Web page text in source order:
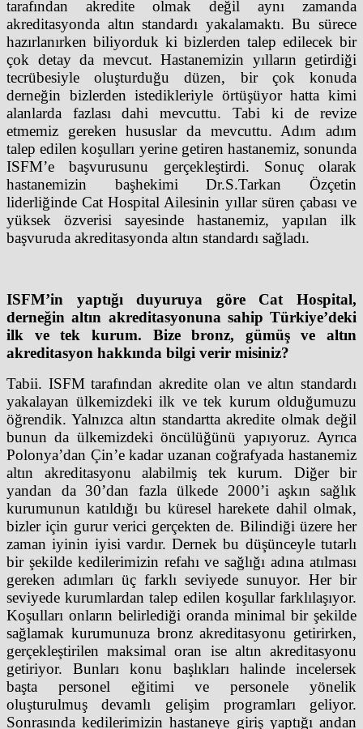
tarafından akredite olmak değil aynı zamanda
akreditasyonda altın standardı yakalamaktı. Bu sürece
hazırlanırken biliyorduk ki bizlerden talep edilecek bir
çok detay da mevcut. Hastanemizin yılların getirdiği
tecrübesiyle oluşturduğu düzen, bir çok konuda
derneğin bizlerden istedikleriyle örtüşüyor hatta kimi
alanlarda fazlası dahi mevcuttu. Tabi ki de revize
etmemiz gereken hususlar da mevcuttu. Adım adım
talep edilen koşulları yerine getiren hastanemiz, sonunda
ISFM’e başvurusunu gerçekleştirdi. Sonuç olarak
hastanemizin başhekimi Dr.S.Tarkan Özçetin
liderliğinde Cat Hospital Ailesinin yıllar süren çabası ve
yüksek özverisi sayesinde hastanemiz, yapılan ilk
başvuruda akreditasyonda altın standardı sağladı.
ISFM’in yaptığı duyuruya göre Cat Hospital,
derneğin altın akreditasyonuna sahip Türkiye’deki
ilk ve tek kurum. Bize bronz, gümüş ve altın
akreditasyon hakkında bilgi verir misiniz?
Tabii. ISFM tarafından akredite olan ve altın standardı
yakalayan ülkemizdeki ilk ve tek kurum olduğumuzu
öğrendik. Yalnızca altın standartta akredite olmak değil
bunun da ülkemizdeki öncülüğünü yapıyoruz. Ayrıca
Polonya’dan Çin’e kadar uzanan coğrafyada hastanemiz
altın akreditasyonu alabilmiş tek kurum. Diğer bir
yandan da 30’dan fazla ülkede 2000’i aşkın sağlık
kurumunun katıldığı bu küresel harekete dahil olmak,
bizler için gurur verici gerçekten de. Bilindiği üzere her
zaman iyinin iyisi vardır. Dernek bu düşünceyle tutarlı
bir şekilde kedilerimizin refahı ve sağlığı adına atılması
gereken adımları üç farklı seviyede sunuyor. Her bir
seviyede kurumlardan talep edilen koşullar farklılaşıyor.
Koşulları onların belirlediği oranda minimal bir şekilde
sağlamak kurumunuza bronz akreditasyonu getirirken,
gerçekleştirilen maksimal oran ise altın akreditasyonu
getiriyor. Bunları konu başlıkları halinde incelersek
başta personel eğitimi ve personele yönelik
oluşturulmuş devamlı gelişim programları geliyor.
Sonrasında kedilerimizin hastaneye giriş yaptığı andan